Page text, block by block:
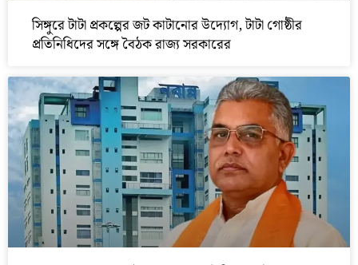
সিঙ্গুরে টাটা প্রকল্পের জট কাটানোর উদ্যোগ, টাটা গোষ্ঠীর
প্রতিনিধিদের সঙ্গে বৈঠক রাজ্য সরকারের